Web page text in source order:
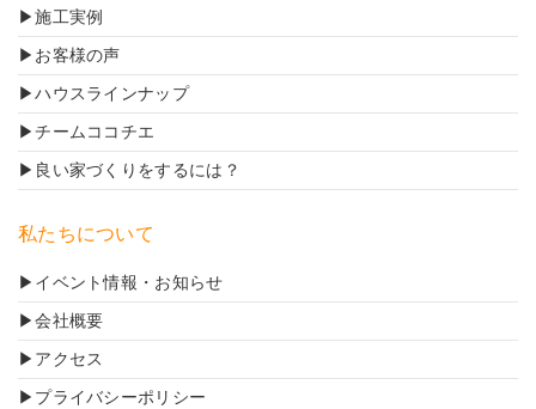
施工実例
お客様の声
ハウスラインナップ
チームココチエ
良い家づくりをするには？
私たちについて
イベント情報・お知らせ
会社概要
アクセス
プライバシーポリシー